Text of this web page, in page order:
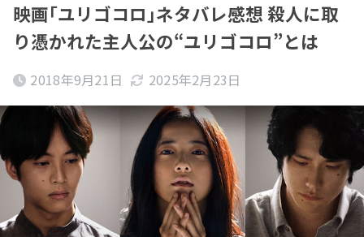
映画｢ユリゴコロ｣ネタバレ感想 殺人に取
り憑かれた主人公の“ユリゴコロ”とは
2018年9月21日 2025年2月23日